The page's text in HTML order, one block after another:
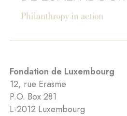
Fondation de Luxembourg
12, rue Erasme
P.O. Box 281
L-2012 Luxembourg